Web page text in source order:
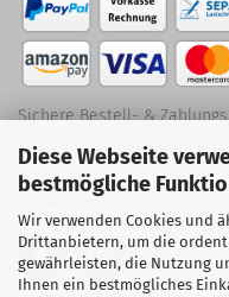
Diese Webseite
bestmögliche
Wir verwenden Cookies und
Drittanbietern, um die
gewährleisten, die Nutzung
Ihnen ein bestmögliches
Sichere Bestell- &
Verschlüsselung
Social Media